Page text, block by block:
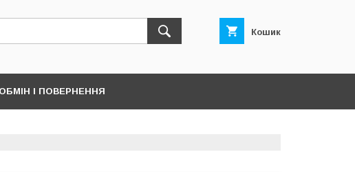
Кошик
ОБМІН І ПОВЕРНЕННЯ